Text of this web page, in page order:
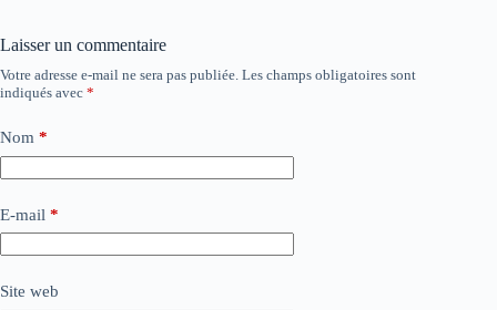
Laisser un commentaire
Votre adresse e-mail ne sera pas publiée. Les champs obligatoires sont
indiqués avec *
Nom *
E-mail *
Site web